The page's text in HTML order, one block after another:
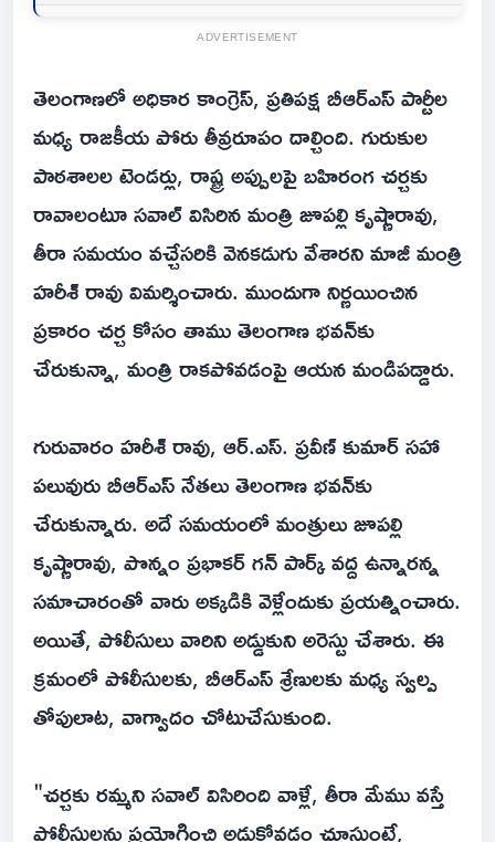
ADVERTISEMENT
తెలంగాణలో అధికార కాంగ్రెస్, ప్రతిపక్ష బీఆర్ఎస్ పార్టీల
మధ్య రాజకీయ పోరు తీవ్రరూపం దాల్చింది. గురుకుల
పాఠశాలల టెండర్లు, రాష్ట్ర అప్పులపై బహిరంగ చర్చకు
రావాలంటూ సవాల్ విసిరిన మంత్రి జూపల్లి కృష్ణారావు,
తీరా సమయం వచ్చేసరికి వెనకడుగు వేశారని మాజీ మంత్రి
హరీశ్ రావు విమర్శించారు. ముందుగా నిర్ణయించిన
ప్రకారం చర్చ కోసం తాము తెలంగాణ భవన్‌కు
చేరుకున్నా, మంత్రి రాకపోవడంపై ఆయన మండిపడ్డారు.
గురువారం హరీశ్ రావు, ఆర్.ఎస్. ప్రవీణ్ కుమార్ సహా
పలువురు బీఆర్ఎస్ నేతలు తెలంగాణ భవన్‌కు
చేరుకున్నారు. అదే సమయంలో మంత్రులు జూపల్లి
కృష్ణారావు, పొన్నం ప్రభాకర్ గన్ పార్క్ వద్ద ఉన్నారన్న
సమాచారంతో వారు అక్కడికి వెళ్లేందుకు ప్రయత్నించారు.
అయితే, పోలీసులు వారిని అడ్డుకుని అరెస్టు చేశారు. ఈ
క్రమంలో పోలీసులకు, బీఆర్ఎస్ శ్రేణులకు మధ్య స్వల్ప
తోపులాట, వాగ్వాదం చోటుచేసుకుంది.
"చర్చకు రమ్మని సవాల్ విసిరింది వాళ్లే, తీరా మేము వస్తే
పోలీసులను ప్రయోగించి అడ్డుకోవడం చూస్తుంటే,